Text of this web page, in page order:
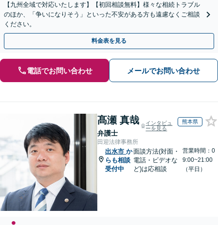
【九州全域で対応いたします】【初回相談無料】様々な相続トラブル
のほか、「争いになりそう」といった不安がある方も遠慮なくご相談
ください。
料金表を見る
電話でお問い合わせ メールでお問い合わせ
髙瀬 真哉
弁護士
インタビュ
ーを見る
熊本県
田迎法律事務所
出水市 か
らも相談
受付中
面談方法(対面・
電話・ビデオな
ど)は応相談
営業時間：0
9:00~21:00
（平日）